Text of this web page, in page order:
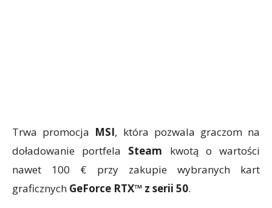
Trwa promocja MSI, która pozwala graczom na
doładowanie portfela Steam kwotą o wartości
nawet 100 € przy zakupie wybranych kart
graficznych GeForce RTX™ z serii 50.